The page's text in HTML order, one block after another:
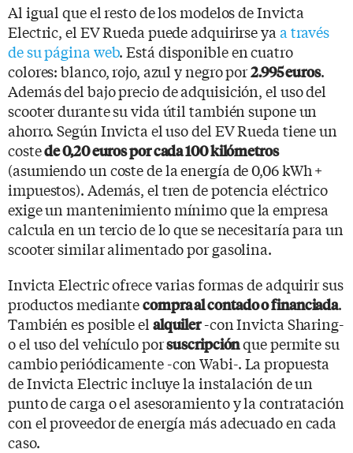
Al igual que el resto de los modelos de Invicta
Electric, el EV Rueda puede adquirirse ya a través
de su página web. Está disponible en cuatro
colores: blanco, rojo, azul y negro por2.995 euros.
Además del bajo precio de adquisición, el uso del
scooter durante su vida útil también supone un
ahorro. Según Invicta el uso del EV Rueda tiene un
costede 0,20 euros por cada 100 kilómetros
(asumiendo un coste de la energía de 0,06 kWh +
impuestos). Además, el tren de potencia eléctrico
exige un mantenimiento mínimo que la empresa
calcula en un tercio de lo que se necesitaría para un
scooter similar alimentado por gasolina.
Invicta Electric ofrece varias formas de adquirir sus
productos mediantecompra al contado o financiada.
También es posible el alquiler-con Invicta Sharing-
o el uso del vehículo porsuscripciónque permite su
cambio periódicamente -con Wabi-. La propuesta
de Invicta Electric incluye la instalación de un
punto de carga o el asesoramiento y la contratación
con el proveedor de energía más adecuado en cada
caso.